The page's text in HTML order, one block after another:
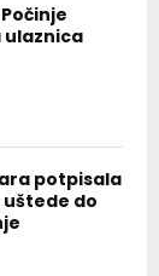
potpisala
do